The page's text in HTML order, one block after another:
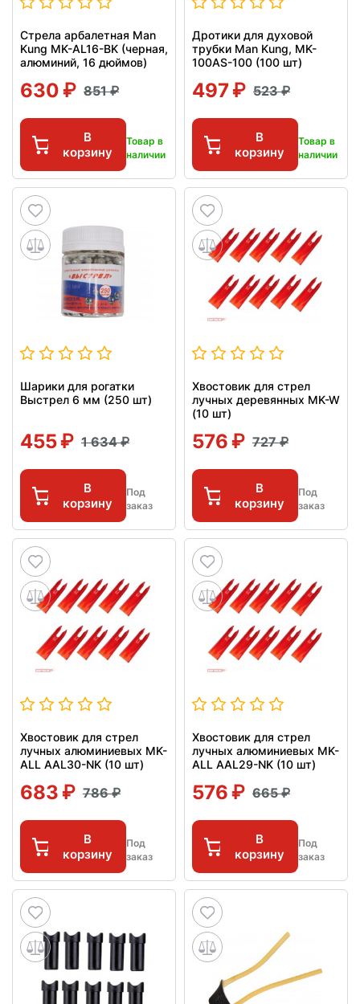
Стрела арбалетная Man
Kung MK-AL16-BK (черная,
алюминий, 16 дюймов)
630 851
В
корзину
Товар в
наличии
Дротики для духовой
трубки Man Kung, MK-
100AS-100 (100 шт)
497 523
В
корзину
Товар в
наличии
Шарики для рогатки
Выстрел 6 мм (250 шт)
455 1 634
В
корзину
Под
заказ
Хвостовик для стрел
лучных деревянных MK-W
(10 шт)
576 727
В
корзину
Под
заказ
Хвостовик для стрел
лучных алюминиевых MK-
ALL AAL30-NK (10 шт)
683 786
В
корзину
Под
заказ
Хвостовик для стрел
лучных алюминиевых MK-
ALL AAL29-NK (10 шт)
576 665
В
корзину
Под
заказ